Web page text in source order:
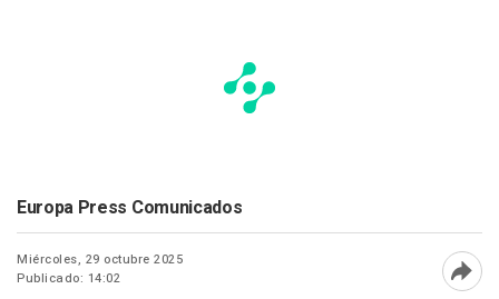
Europa Press Comunicados
Miércoles, 29 octubre 2025
Publicado: 14:02